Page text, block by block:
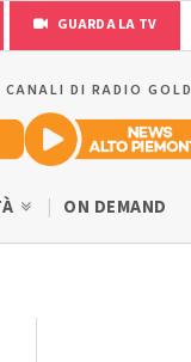
GUARDA LA TV
DI RADIO GOLD
ON DEMAND